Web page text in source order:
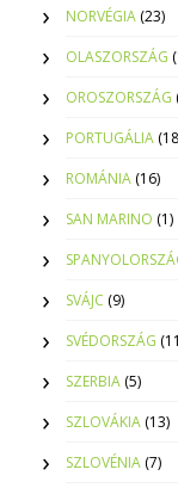
NORVÉGIA (23)
OLASZORSZÁG
OROSZORSZÁG
PORTUGÁLIA
ROMÁNIA (16)
SAN MARINO (1)
SVÁJC (9)
SVÉDORSZÁG
SZERBIA (5)
SZLOVÁKIA (13)
SZLOVÉNIA (7)